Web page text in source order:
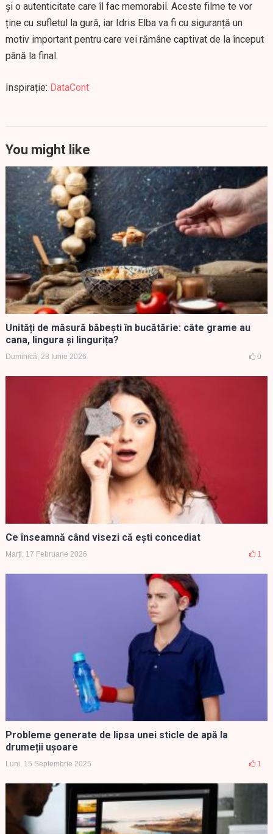
și o autenticitate care îl fac memorabil. Aceste filme te vor
ține cu sufletul la gură, iar Idris Elba va fi cu siguranță un
motiv important pentru care vei rămâne captivat de la început
până la final.
Inspirație: DataCont
You might like
Unități de măsură băbești în bucătărie: câte grame au
cana, lingura și lingurița?
Duminică, 28 Iunie 2026 0
Ce înseamnă când visezi că ești concediat
Marți, 17 Februarie 2026 1
Probleme generate de lipsa unei sticle de apă la
drumeții ușoare
Luni, 15 Septembrie 2025 1